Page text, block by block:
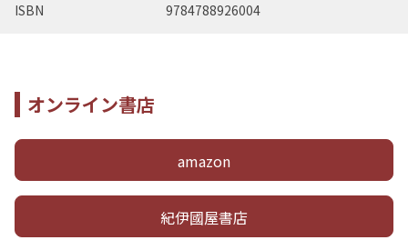
ISBN
9784788926004
オンライン書店
amazon
紀伊國屋書店